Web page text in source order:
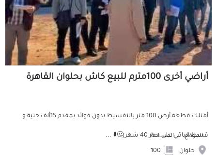
أراضي أخرى 100مترم للبيع كاش بحلوان القاهرة
أمتلك قطعة أرض 100 متر بالتقسيط بدون فوائد بمقدم 15ألف جنية و
قسط الباقي على مدار 40 شهر 🤔⬇️ ...
الموقع
حلوان
المساحة